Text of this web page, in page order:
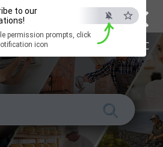
×
ESC
to our
permission prompts, click
icon